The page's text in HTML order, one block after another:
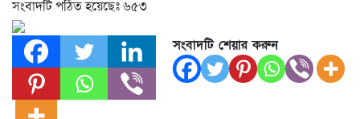
সংবাদটি পঠিত হয়েছেঃ৬৫৩
সংবাদটি শেয়ার করুন